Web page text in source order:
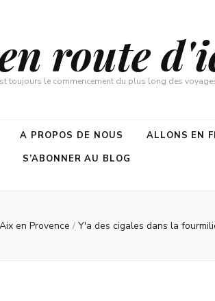
route
toujours le commencement du plus long des
A PROPOS DE NOUS ALLONS EN
S’ABONNER AU BLOG
Aix en Provence / Y'a des cigales dans la